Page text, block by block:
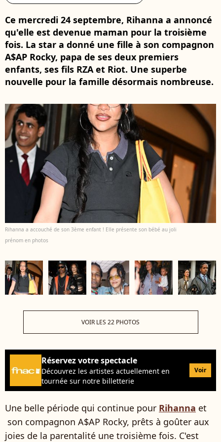
Ce mercredi 24 septembre, Rihanna a annoncé
qu'elle est devenue maman pour la troisième
fois. La star a donné une fille à son compagnon
A$AP Rocky, papa de ses deux premiers
enfants, ses fils RZA et Riot. Une superbe
nouvelle pour la famille désormais nombreuse.
Rihanna a accouché de son 3ème enfant ! Elle présente son bébé au joli
prénom en photos
VOIR LES 22 PHOTOS
Réservez votre spectacle
Découvrez les artistes actuellement en
tournée sur notre billetterie
Voir
Une belle période qui continue pour Rihanna et
son compagnon A$AP Rocky, prêts à goûter aux
joies de la parentalité une troisième fois. C'est